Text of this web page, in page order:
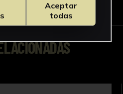
Aceptar
todas